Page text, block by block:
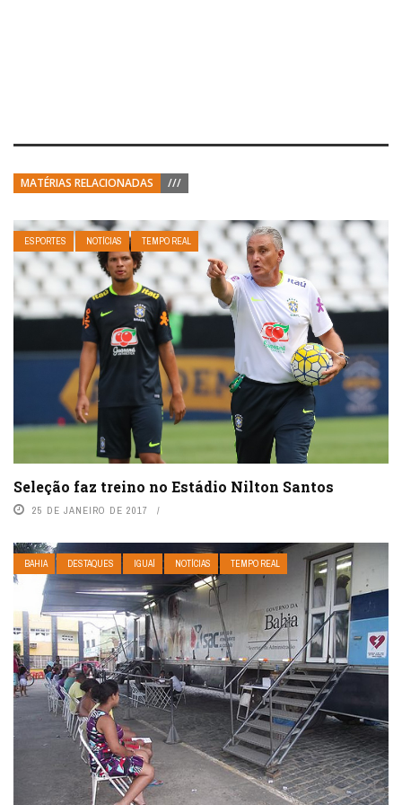
MATÉRIAS RELACIONADAS ///
ESPORTES NOTÍCIAS TEMPO REAL
Seleção faz treino no Estádio Nilton Santos
25 DE JANEIRO DE 2017
BAHIA DESTAQUES IGUAÍ NOTÍCIAS TEMPO REAL